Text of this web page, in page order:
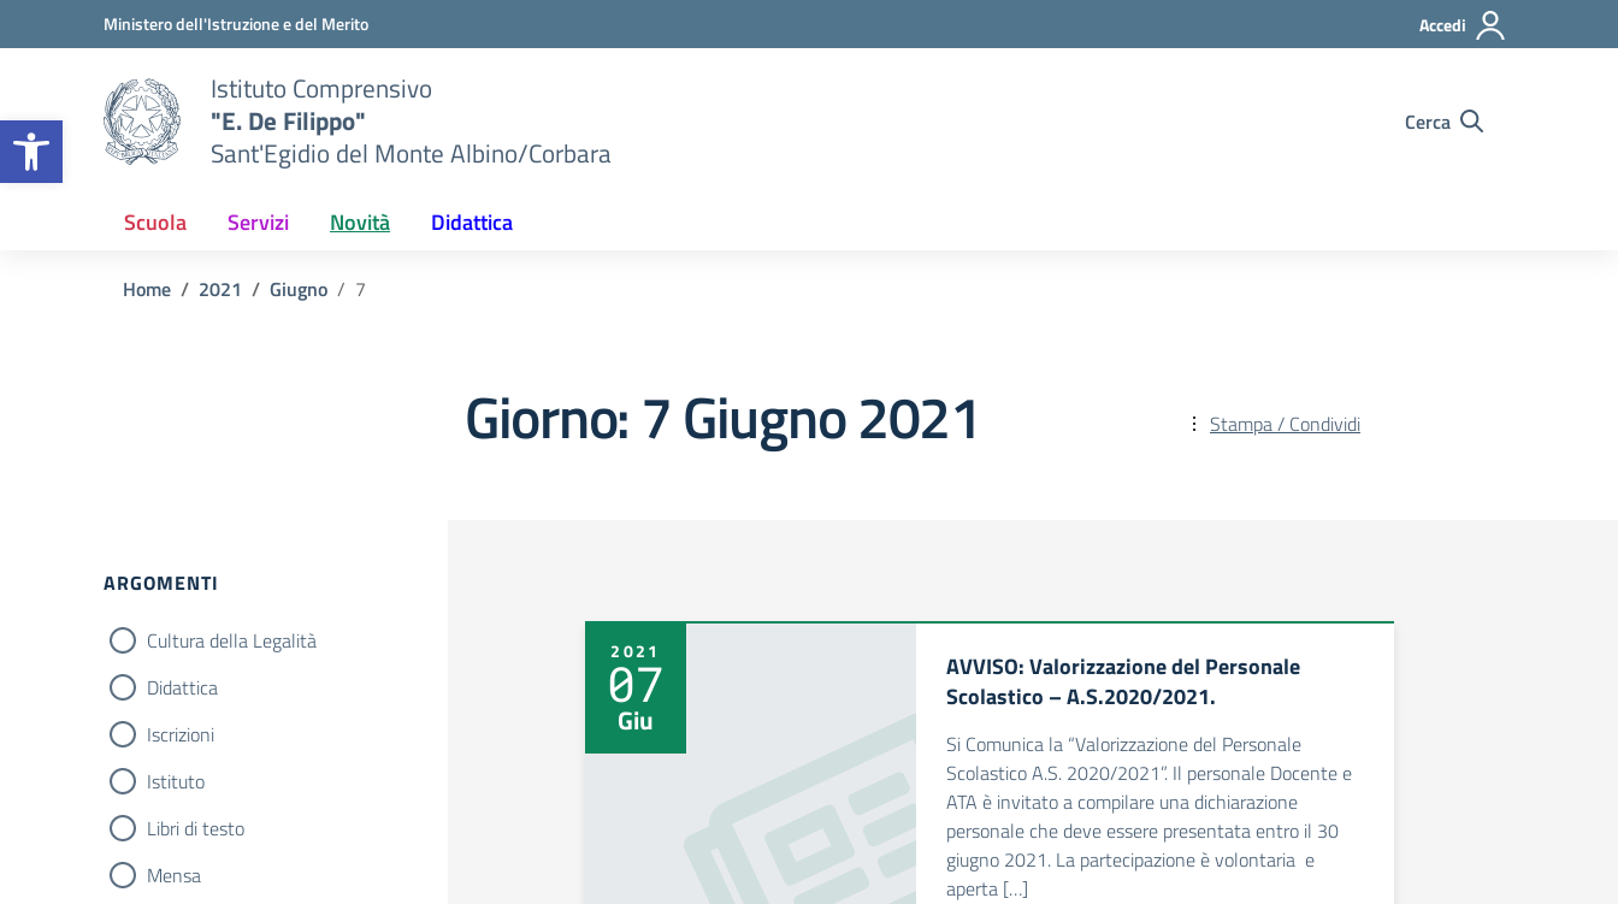
Apri la barra degli strumenti
Vai ai contenuti
Vai al menu di navigazioneMinistero dell'Istruzione e del Merito Accedi
Istituto Comprensivo
"E. De Filippo"
Sant'Egidio del Monte Albino/Corbara
Cerca
Scuola Servizi Novità Didattica
Home 2021 Giugno 7
Giorno:7 Giugno 2021 Stampa / Condividi
ARGOMENTI
Cultura della Legalità
Didattica
Iscrizioni
Istituto
Libri di testo
Mensa
2021
07
Giu
AVVISO: Valorizzazione del Personale
Scolastico – A.S.2020/2021.
Si Comunica la “Valorizzazione del Personale
Scolastico A.S. 2020/2021”. Il personale Docente e
ATA è invitato a compilare una dichiarazione
personale che deve essere presentata entro il 30
giugno 2021. La partecipazione è volontaria e
aperta […]